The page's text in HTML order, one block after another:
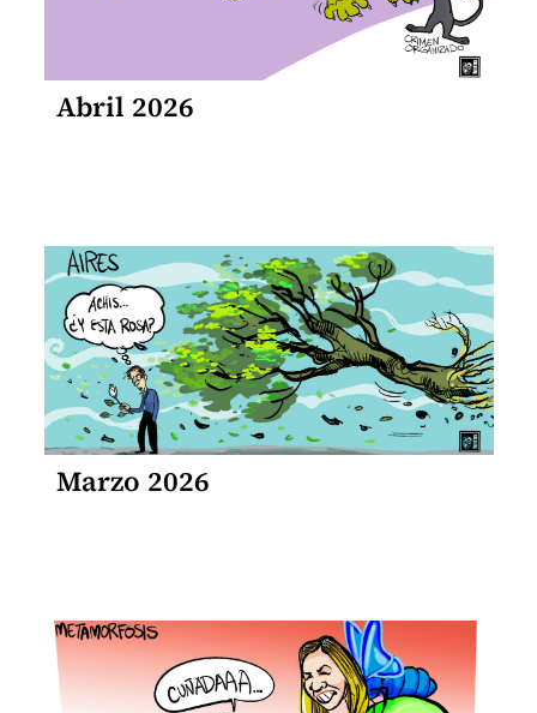
Abril 2026
Marzo 2026